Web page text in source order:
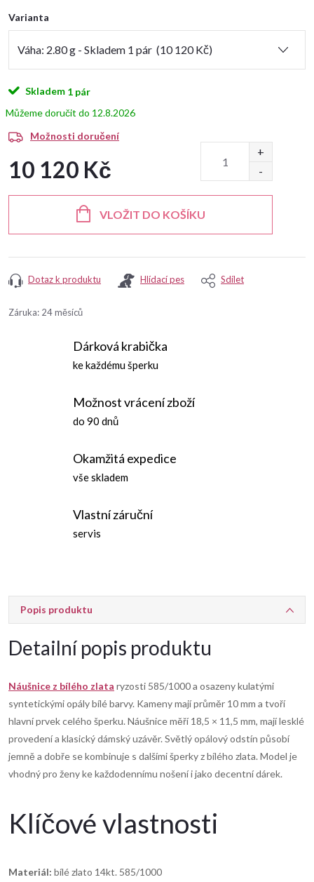
Varianta
Skladem 1 pár
12.8.2026
Možnosti doručení
10 120 Kč
VLOŽIT DO KOŠÍKU
Dotaz k produktu Hlídací pes Sdílet
Záruka: 24 měsíců
Dárková krabička
ke každému šperku
Možnost vrácení zboží
do 90 dnů
Okamžitá expedice
vše skladem
Vlastní záruční
servis
Popis produktu
Detailní popis produktu
Náušnice z bílého zlata ryzosti 585/1000 a osazeny kulatými
syntetickými opály bílé barvy. Kameny mají průměr 10 mm a tvoří
hlavní prvek celého šperku. Náušnice měří 18,5 × 11,5 mm, mají lesklé
provedení a klasický dámský uzávěr. Světlý opálový odstín působí
jemně a dobře se kombinuje s dalšími šperky z bílého zlata. Model je
vhodný pro ženy ke každodennímu nošení i jako decentní dárek.
Klíčové vlastnosti
Materiál: bílé zlato 14kt. 585/1000